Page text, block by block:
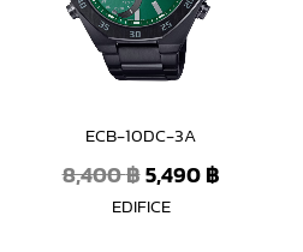
ECB-10DC-3A
8,400฿5,490฿
EDIFICE